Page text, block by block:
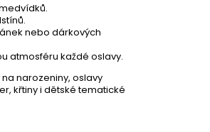
nebo dárkových
atmosféru každé oslavy.
narozeniny, oslavy
křtiny i dětské tematické